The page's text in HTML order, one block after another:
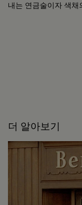
내는 연금술이자 색
더 알아보기